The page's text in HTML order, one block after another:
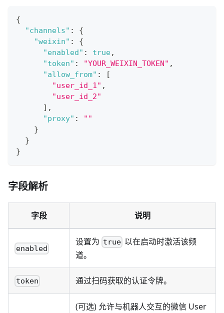
{
"channels" :
{
"weixin" :
{
"enabled" : true,
"token" : "YOUR_WEIXIN_TOKEN" ,
"allow_from" :
[
"user_id_1" ,
"user_id_2"
] ,
"proxy" :
""
}
}
}
字段解析
字段 说明
enabled
设置为 true 以在启动时激活该频
道。
token 通过扫码获取的认证令牌。
(可选) 允许与机器人交互的微信 User